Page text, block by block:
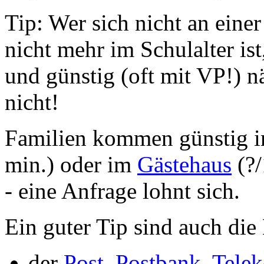
Tip: Wer sich nicht an
nicht mehr im Schulalter
und günstig (oft mit VP!)
nicht!
Familien kommen günstig
min.) oder im Gästehaus
- eine Anfrage lohnt sich.
Ein guter Tip sind auch die